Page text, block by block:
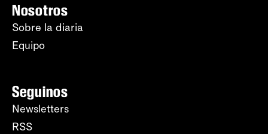
Nosotros
Sobre la diaria
Equipo
Seguinos
Newsletters
RSS